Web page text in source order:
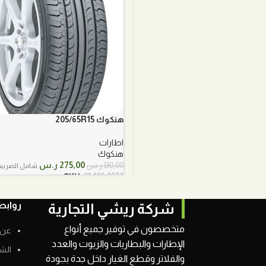
هنكوك 205/65R15
اطارات
هنكوك
330,00ر.س السعر
الأصلي
330,00 ر.س.
275,00 ر.س السعر
الحالي
275,00 ر.س.
شامل
SKU:01-100-0072
شركة ريشي التجارية
متخصصون في توفير جميع أنواع
الإطارات والبطاريات والزيوت والعدد
والفلاتر وقطع الغيار داخل جدة بجودة
عن